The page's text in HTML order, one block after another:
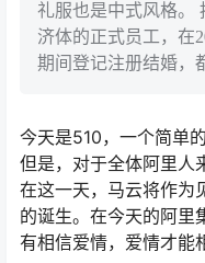
礼服也是中式风格。
济体的正式员工，在
期间登记注册结婚，
今天是510，一个简单
但是，对于全体阿里人
在这一天，马云将作为
的诞生。在今天的阿里
有相信爱情，爱情才能